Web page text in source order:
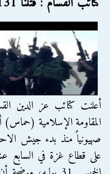
أعلنت كتائب عز الدين
صهيونياً منذ بدء جيش
على قطاع غزة في السابع